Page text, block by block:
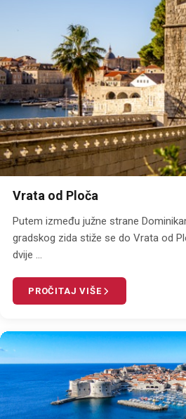
Vrata od Ploča
Putem između južne strane
gradskog zida stiže se do Vrata od
dvije ...
PROČITAJ VIŠE